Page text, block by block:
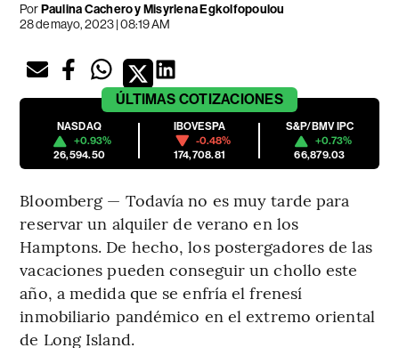
PorPaulina Cachero y Misyrlena Egkolfopoulou
28 de mayo, 2023 | 08:19 AM
ÚLTIMAS COTIZACIONES
NASDAQ
+0.93%
26,594.50
IBOVESPA
-0.48%
174,708.81
S&P/BMV IPC
+0.73%
66,879.03
Bloomberg — Todavía no es muy tarde para
reservar un alquiler de verano en los
Hamptons. De hecho, los postergadores de las
vacaciones pueden conseguir un chollo este
año, a medida que se enfría el frenesí
inmobiliario pandémico en el extremo oriental
de Long Island.